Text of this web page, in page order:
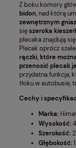
Z boku komory
bidon, nad którą
zewnętrznym
sięszeroka
plecaka znajdują się
Plecak oprócz
rączki, które
przenosić plecak
przydatna funkcja,
tłoku w autobusie,
Cechy i
Marka:
Wysokość:
Szerokość:
Głębokość: